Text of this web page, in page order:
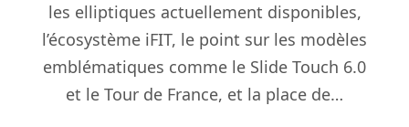
les elliptiques actuellement disponibles,
l’écosystème iFIT, le point sur les modèles
emblématiques comme le Slide Touch 6.0
et le Tour de France, et la place de…